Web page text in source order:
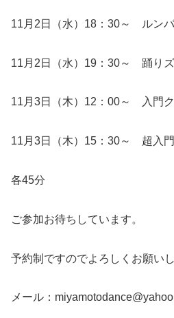
11月2日（水）18：30～ ルンバ
11月2日（水）19：30～ 踊り
11月3日（木）12：00～ 入門ク
11月3日（木）15：30～ 超入
各45分
ご参加お待ちしています。
予約制ですのでよろしくお願いし
メール：